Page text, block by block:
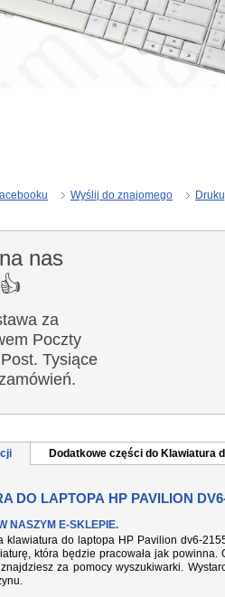
Wyślij do znajomego
nas
za
Poczty
Tysiące
Dodatkowe części do Klawiatura
DO LAPTOPA HP PAVILION
NASZYM E-SKLEPIE.
klawiatura do laptopa HP Pavilion dv6-
która będzie pracowała jak
za pomocy wyszukiwarki.